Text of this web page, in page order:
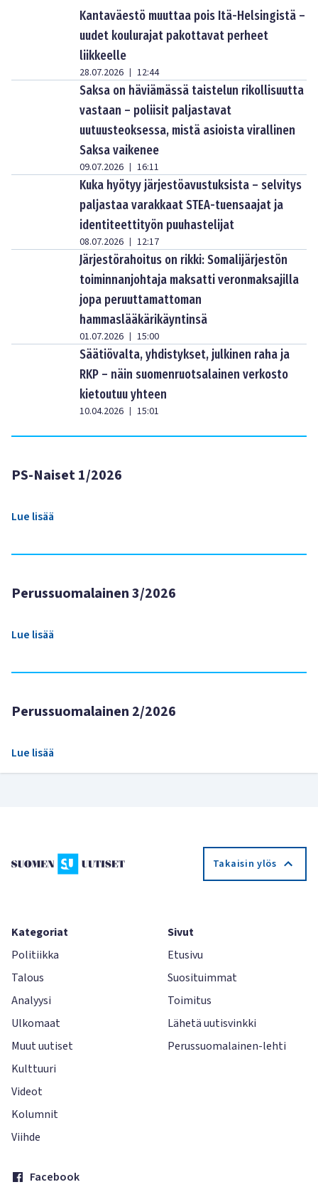
Kantaväestö muuttaa pois Itä-Helsingistä –
uudet koulurajat pakottavat perheet
liikkeelle
28.07.2026 | 12:44
Saksa on häviämässä taistelun rikollisuutta
vastaan – poliisit paljastavat
uutuusteoksessa, mistä asioista virallinen
Saksa vaikenee
09.07.2026 | 16:11
Kuka hyötyy järjestöavustuksista – selvitys
paljastaa varakkaat STEA-tuensaajat ja
identiteettityön puuhastelijat
08.07.2026 | 12:17
Järjestörahoitus on rikki: Somalijärjestön
toiminnanjohtaja maksatti veronmaksajilla
jopa peruuttamattoman
hammaslääkärikäyntinsä
01.07.2026 | 15:00
Säätiövalta, yhdistykset, julkinen raha ja
RKP – näin suomenruotsalainen verkosto
kietoutuu yhteen
10.04.2026 | 15:01
PS-Naiset 1/2026
Lue lisää
Perussuomalainen 3/2026
Lue lisää
Perussuomalainen 2/2026
Lue lisää
Takaisin ylös
Kategoriat
Politiikka
Talous
Analyysi
Ulkomaat
Muut uutiset
Kulttuuri
Videot
Kolumnit
Viihde
Sivut
Etusivu
Suosituimmat
Toimitus
Lähetä uutisvinkki
Perussuomalainen-lehti
Facebook